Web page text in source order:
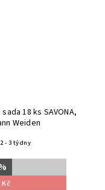
18 ks SAVONA,
Weiden
- 3 týdny
Kč